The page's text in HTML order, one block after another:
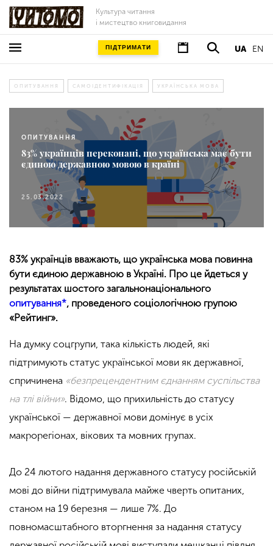
Культура читання
і мистецтво книговидання
UA EN
ПІДТРИМАТИ
ОПИТУВАННЯ САМОІДЕНТИФІКАЦІЯ УКРАЇНСЬКА МОВА
ОПИТУВАННЯ
83% українців переконані, що українська має бути
єдиною державною мовою в країні
25.03.2022
83% українців вважають, що українська мова повинна
бути єдиною державною в Україні. Про це йдеться у
результатах шостого загальнонаціонального
опитування*, проведеного соціологічною групою
«Рейтинг».
На думку соцгрупи, така кількість людей, які
підтримують статус української мови як державної,
спричинена «безпрецендентним єднанням суспільства
на тлі війни». Відомо, що прихильність до статусу
української — державної мови домінує в усіх
макрорегіонах, вікових та мовних групах.
До 24 лютого надання державного статусу російській
мові до війни підтримувала майже чверть опитаних,
станом на 19 березня — лише 7%. До
повномасштабного вторгнення за надання статусу